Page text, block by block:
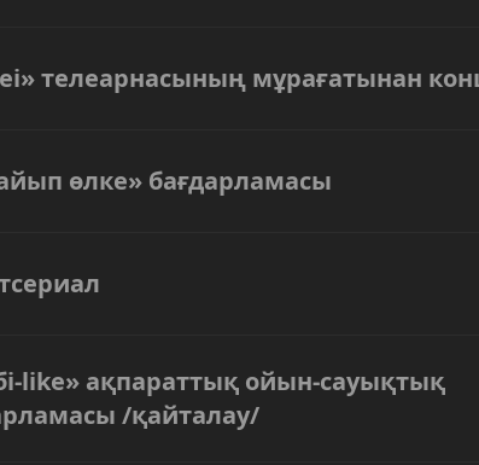
телеарнасының мұрағатынан
өлке» бағдарламасы
like» ақпараттық ойын-сауықтық
/қайталау/